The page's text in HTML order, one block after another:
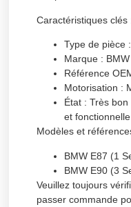
Caractéristiques clés
Type de pièce :
Marque : BMW
Référence
Motorisation :
État : Très
et fonctionnelle
Modèles et
BMW E87 (1
BMW E90 (3
Veuillez toujours
passer commande